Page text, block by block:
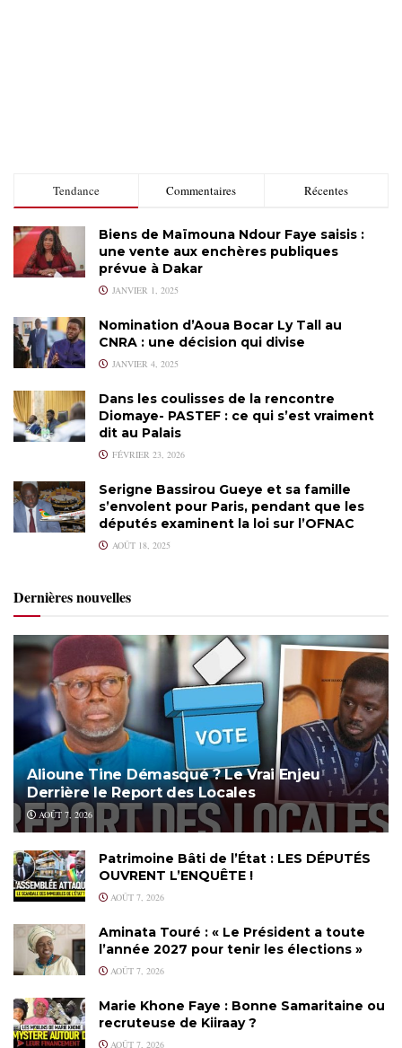
Tendance Commentaires Récentes
Biens de Maïmouna Ndour Faye saisis :
une vente aux enchères publiques
prévue à Dakar
JANVIER 1, 2025
Nomination d’Aoua Bocar Ly Tall au
CNRA : une décision qui divise
JANVIER 4, 2025
Dans les coulisses de la rencontre
Diomaye- PASTEF : ce qui s’est vraiment
dit au Palais
FÉVRIER 23, 2026
Serigne Bassirou Gueye et sa famille
s’envolent pour Paris, pendant que les
députés examinent la loi sur l’OFNAC
AOÛT 18, 2025
Dernières nouvelles
Alioune Tine Démasqué ? Le Vrai Enjeu
Derrière le Report des Locales
AOÛT 7, 2026
Patrimoine Bâti de l’État : LES DÉPUTÉS
OUVRENT L’ENQUÊTE !
AOÛT 7, 2026
Aminata Touré : « Le Président a toute
l’année 2027 pour tenir les élections »
AOÛT 7, 2026
Marie Khone Faye : Bonne Samaritaine ou
recruteuse de Kiiraay ?
AOÛT 7, 2026